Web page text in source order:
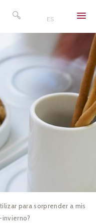
ES
para sorprender a mis